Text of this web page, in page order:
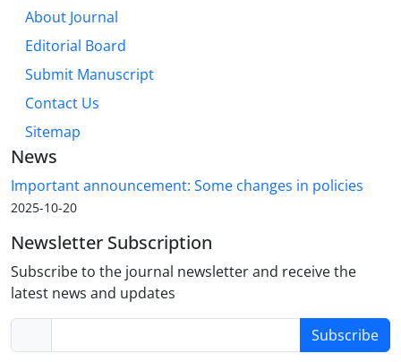
About Journal
Editorial Board
Submit Manuscript
Contact Us
Sitemap
News
Important announcement: Some changes in policies
2025-10-20
Newsletter Subscription
Subscribe to the journal newsletter and receive the
latest news and updates
Subscribe